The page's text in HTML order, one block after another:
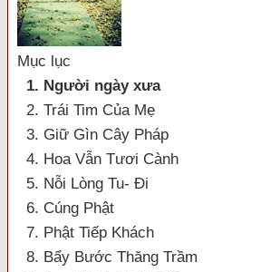
Mục lục
1. Người ngày xưa
2. Trái Tim Của Mẹ
3. Giữ Gìn Cây Pháp
4. Hoa Vẫn Tươi Cành
5. Nỗi Lòng Tu- Đi
6. Cúng Phật
7. Phật Tiếp Khách
8. Bẩy Bước Thăng Trầm